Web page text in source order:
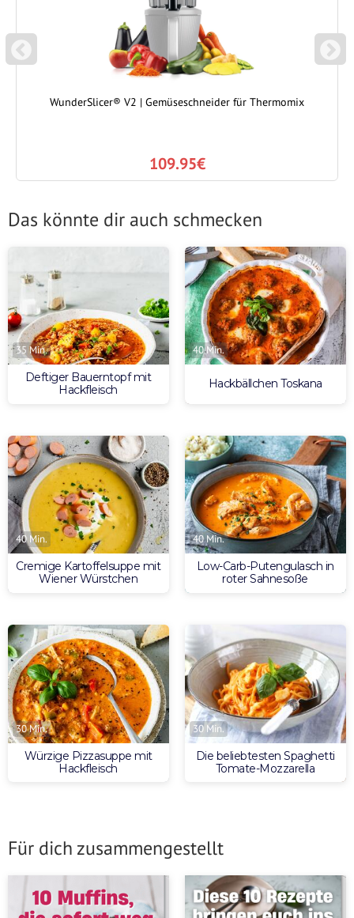
P
REVIOUS
WunderSlicer® V2 | Gemüseschneider für Thermomix
109.95€
N
EXT
Das könnte dir auch schmecken
35 Min.
Deftiger Bauerntopf mit
Hackfleisch
40 Min.
Hackbällchen Toskana
40 Min.
Cremige Kartoffelsuppe mit
Wiener Würstchen
40 Min.
Low-Carb-Putengulasch in
roter Sahnesoße
30 Min.
Würzige Pizzasuppe mit
Hackfleisch
30 Min.
Die beliebtesten Spaghetti
Tomate-Mozzarella
Für dich zusammengestellt